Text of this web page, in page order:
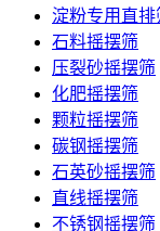
淀粉专用直排
石料摇摆筛
压裂砂摇摆筛
化肥摇摆筛
颗粒摇摆筛
碳钢摇摆筛
石英砂摇摆筛
直线摇摆筛
不锈钢摇摆筛